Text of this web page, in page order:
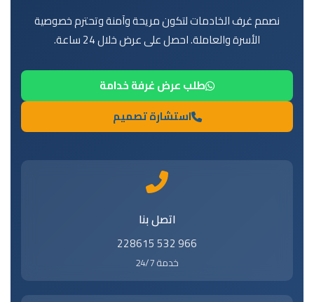
نصمم غرف الخادمات لتكون مريحة وآمنة وتحترم خصوصية
الأسرة والعاملة. احصل على عرض خلال 24 ساعة.
طلب عرض غرفة خدامة
استشارة تصميم
اتصل بنا
966 532 228615
خدمة 24/7